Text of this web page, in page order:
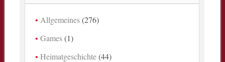
Allgemeines(276)
Games(1)
Heimatgeschichte(44)